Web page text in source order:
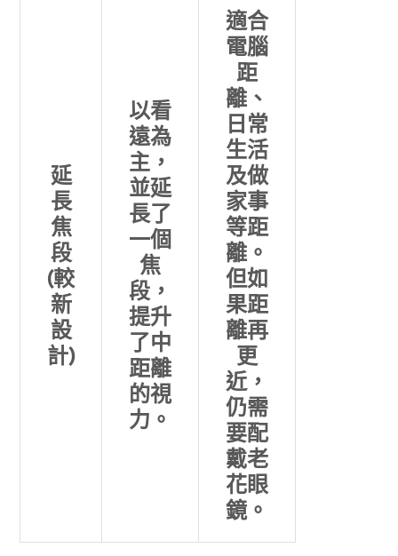
延
長
焦
段
(較
新
設
計)
以看
遠為
主，
並延
長了
一個
焦
段，
提升
了中
距離
的視
力。
適合
電腦
距
離、
日常
生活
及做
家事
等距
離。
但如
果距
離再
更
近，
仍需
要配
戴老
花眼
鏡。